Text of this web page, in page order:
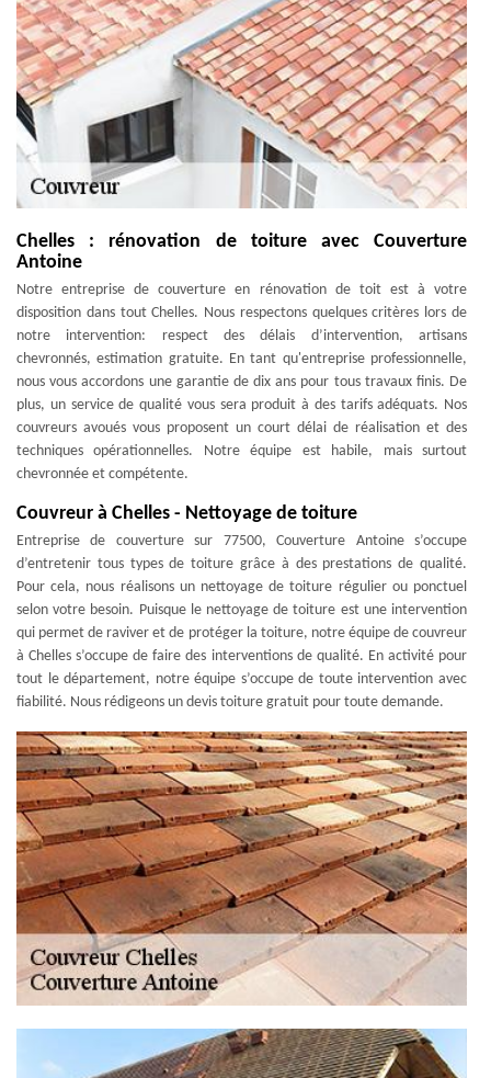
Chelles : rénovation de toiture avec Couverture
Antoine
Notre entreprise de couverture en rénovation de toit est à votre
disposition dans tout Chelles. Nous respectons quelques critères lors de
notre intervention: respect des délais d’intervention, artisans
chevronnés, estimation gratuite. En tant qu'entreprise professionnelle,
nous vous accordons une garantie de dix ans pour tous travaux finis. De
plus, un service de qualité vous sera produit à des tarifs adéquats. Nos
couvreurs avoués vous proposent un court délai de réalisation et des
techniques opérationnelles. Notre équipe est habile, mais surtout
chevronnée et compétente.
Couvreur à Chelles - Nettoyage de toiture
Entreprise de couverture sur 77500, Couverture Antoine s’occupe
d’entretenir tous types de toiture grâce à des prestations de qualité.
Pour cela, nous réalisons un nettoyage de toiture régulier ou ponctuel
selon votre besoin. Puisque le nettoyage de toiture est une intervention
qui permet de raviver et de protéger la toiture, notre équipe de couvreur
à Chelles s’occupe de faire des interventions de qualité. En activité pour
tout le département, notre équipe s’occupe de toute intervention avec
fiabilité. Nous rédigeons un devis toiture gratuit pour toute demande.